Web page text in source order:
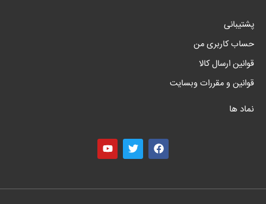
پشتیبانی
حساب کاربری من
قوانین ارسال کالا
قوانین و مقررات وبسایت
نماد ها